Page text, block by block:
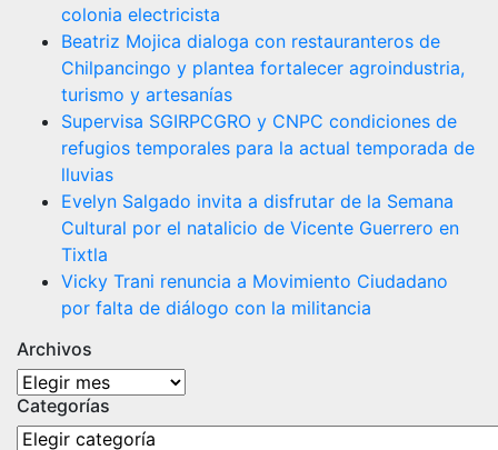
colonia electricista
Beatriz Mojica dialoga con restauranteros de
Chilpancingo y plantea fortalecer agroindustria,
turismo y artesanías
Supervisa SGIRPCGRO y CNPC condiciones de
refugios temporales para la actual temporada de
lluvias
Evelyn Salgado invita a disfrutar de la Semana
Cultural por el natalicio de Vicente Guerrero en
Tixtla
Vicky Trani renuncia a Movimiento Ciudadano
por falta de diálogo con la militancia
Archivos
Archivos
Categorías
Categorías